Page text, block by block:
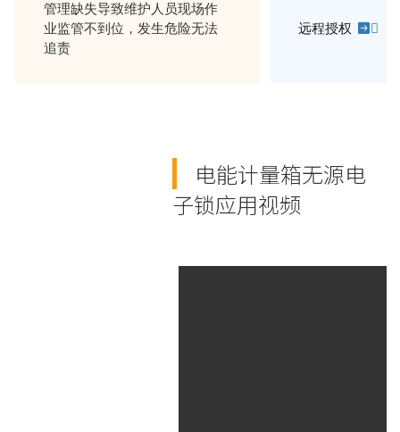
管理缺失导致维护人员现场作
业监管不到位，发生危险无法
追责
远程授权 
电能计量箱无源电
子锁应用视频